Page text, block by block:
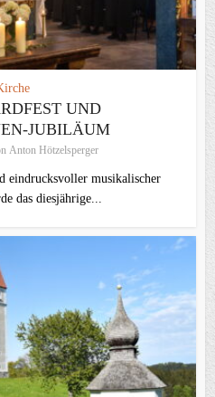
UND
JUBILÄUM
Anton Hötzelsperger
eindrucksvoller musikalischer
das diesjährige...